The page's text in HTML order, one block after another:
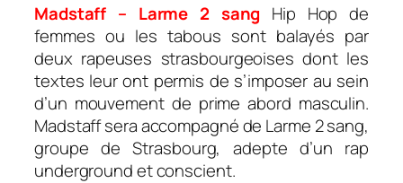
Madstaff – Larme 2 sang Hip Hop de
femmes ou les tabous sont balayés par
deux rapeuses strasbourgeoises dont les
textes leur ont permis de s’imposer au sein
d’un mouvement de prime abord masculin.
Madstaff sera accompagné de Larme 2 sang,
groupe de Strasbourg, adepte d’un rap
underground et conscient.